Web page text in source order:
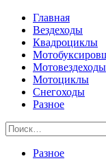
Главная
Вездеходы
Квадроциклы
Мотовездеходы
Мотоциклы
Снегоходы
Разное
Найти:
Разное